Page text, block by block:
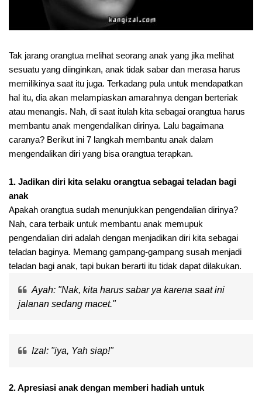
Tak jarang orangtua melihat seorang anak yang jika melihat
sesuatu yang diinginkan, anak tidak sabar dan merasa harus
memilikinya saat itu juga. Terkadang pula untuk mendapatkan
hal itu, dia akan melampiaskan amarahnya dengan berteriak
atau menangis. Nah, di saat itulah kita sebagai orangtua harus
membantu anak mengendalikan dirinya. Lalu bagaimana
caranya? Berikut ini 7 langkah membantu anak dalam
mengendalikan diri yang bisa orangtua terapkan.
1. Jadikan diri kita selaku orangtua sebagai teladan bagi
anak
Apakah orangtua sudah menunjukkan pengendalian dirinya?
Nah, cara terbaik untuk membantu anak memupuk
pengendalian diri adalah dengan menjadikan diri kita sebagai
teladan baginya. Memang gampang-gampang susah menjadi
teladan bagi anak, tapi bukan berarti itu tidak dapat dilakukan.
Ayah: "Nak, kita harus sabar ya karena saat ini
jalanan sedang macet."
Izal: "iya, Yah siap!"
2. Apresiasi anak dengan memberi hadiah untuk